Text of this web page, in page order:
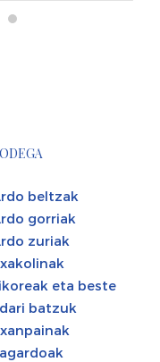
beltzak
gorriak
zuriak
eta beste
batzuk